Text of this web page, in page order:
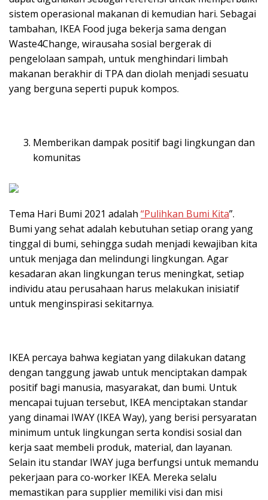
sistem operasional makanan di kemudian hari. Sebagai
tambahan, IKEA Food juga bekerja sama dengan
Waste4Change, wirausaha sosial bergerak di
pengelolaan sampah, untuk menghindari limbah
makanan berakhir di TPA dan diolah menjadi sesuatu
yang berguna seperti pupuk kompos.
Memberikan dampak positif bagi lingkungan dan
komunitas
Tema Hari Bumi 2021 adalah “Pulihkan Bumi Kita”.
Bumi yang sehat adalah kebutuhan setiap orang yang
tinggal di bumi, sehingga sudah menjadi kewajiban kita
untuk menjaga dan melindungi lingkungan. Agar
kesadaran akan lingkungan terus meningkat, setiap
individu atau perusahaan harus melakukan inisiatif
untuk menginspirasi sekitarnya.
IKEA percaya bahwa kegiatan yang dilakukan datang
dengan tanggung jawab untuk menciptakan dampak
positif bagi manusia, masyarakat, dan bumi. Untuk
mencapai tujuan tersebut, IKEA menciptakan standar
yang dinamai IWAY (IKEA Way), yang berisi persyaratan
minimum untuk lingkungan serta kondisi sosial dan
kerja saat membeli produk, material, dan layanan.
Selain itu standar IWAY juga berfungsi untuk memandu
pekerjaan para co-worker IKEA. Mereka selalu
memastikan para supplier memiliki visi dan misi